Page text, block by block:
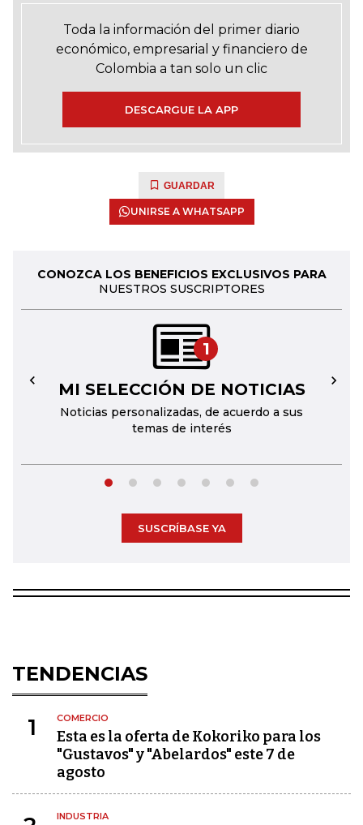
Toda la información del primer diario
económico, empresarial y financiero de
Colombia a tan solo un clic
DESCARGUE LA APP
GUARDAR
UNIRSE A WHATSAPP
CONOZCA LOS BENEFICIOS EXCLUSIVOS PARA
NUESTROS SUSCRIPTORES
1
MI SELECCIÓN DE NOTICIAS
Noticias personalizadas, de acuerdo a sus
temas de interés
← →
SUSCRÍBASE YA
TENDENCIAS
1 COMERCIO
Esta es la oferta de Kokoriko para los
"Gustavos" y "Abelardos" este 7 de
agosto
INDUSTRIA